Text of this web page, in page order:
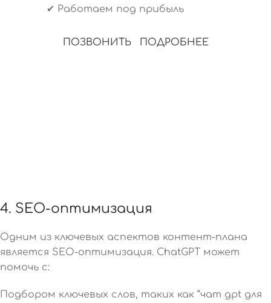
✔ Работаем под прибыль
ПОЗВОНИТЬ ПОДРОБНЕЕ
4. SEO-оптимизация
Одним из ключевых аспектов контент-плана
является SEO-оптимизация. ChatGPT может
помочь с:
Подбором ключевых слов, таких как “чат gpt для